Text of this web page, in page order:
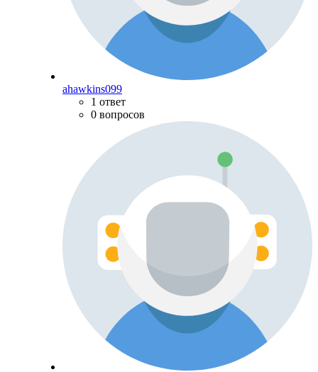
ahawkins099
1 ответ
0 вопросов